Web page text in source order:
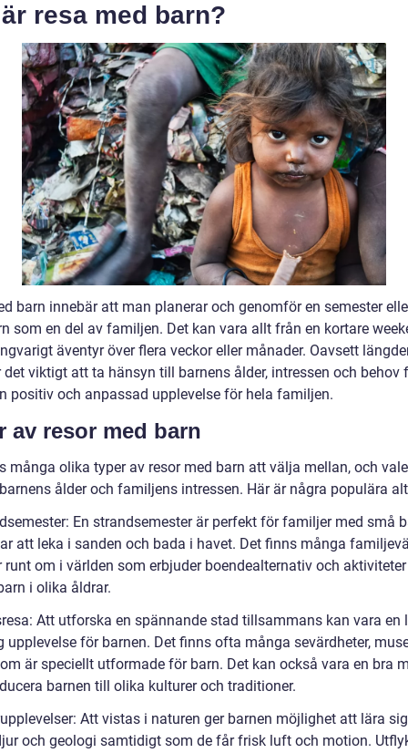
resa med barn?
barn innebär att man planerar och genomför en semester
som en del av familjen. Det kan vara allt från en kortare
äventyr över flera veckor eller månader. Oavsett
det viktigt att ta hänsyn till barnens ålder, intressen och behov
positiv och anpassad upplevelse för hela familjen.
av resor med barn
många olika typer av resor med barn att välja mellan, och
ålder och familjens intressen. Här är några populära
En strandsemester är perfekt för familjer med små
att leka i sanden och bada i havet. Det finns många
runt om i världen som erbjuder boendealternativ och
i olika åldrar.
Att utforska en spännande stad tillsammans kan vara en
upplevelse för barnen. Det finns ofta många sevärdheter,
är speciellt utformade för barn. Det kan också vara en bra
barnen till olika kulturer och traditioner.
Att vistas i naturen ger barnen möjlighet att lära
och geologi samtidigt som de får frisk luft och motion.